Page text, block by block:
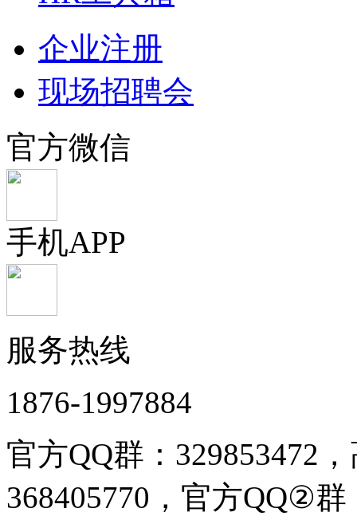
企业注册
现场招聘会
官方微信
手机APP
服务热线
1876-1997884
官方QQ群：329853472
368405770，官方QQ②群